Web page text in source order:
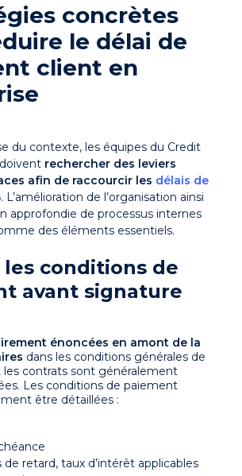
concrètes
le délai de
client en
du contexte, les équipes du Credit
rechercher des leviers
afin de raccourcir les délais de
. L’amélioration de l’organisation ainsi
approfondie de processus internes
des éléments essentiels.
conditions de
avant signature
énoncées en amont de la
dans les conditions générales de
les contrats sont généralement
Les conditions de paiement
être détaillées :
de retard, taux d’intérêt applicables